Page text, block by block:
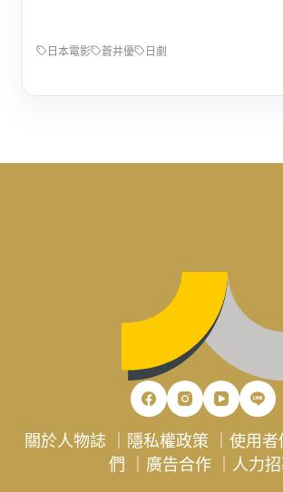
日本電影 蒼井優 日劇
關於人物誌 隱私權政策 ｜使用者
們
廣告合作｜ 人力